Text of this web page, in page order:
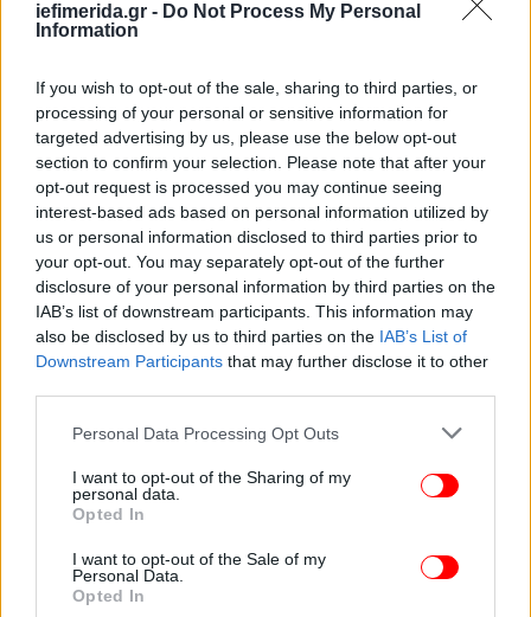
iefimerida.gr - Do Not Process My Personal
Information
If you wish to opt-out of the sale, sharing to third parties, or
processing of your personal or sensitive information for
targeted advertising by us, please use the below opt-out
section to confirm your selection. Please note that after your
opt-out request is processed you may continue seeing
interest-based ads based on personal information utilized by
us or personal information disclosed to third parties prior to
your opt-out. You may separately opt-out of the further
disclosure of your personal information by third parties on the
IAB’s list of downstream participants. This information may
also be disclosed by us to third parties on the IAB’s List of
Downstream Participants that may further disclose it to other
Please note that this website/app uses one or more Google
not limited to your visit or usage behaviour. You may click to
grant or deny consent to Google and its third-party tags to
use your data for below specified purposes in below Google
consent section.
Personal Data Processing Opt Outs
I want to opt-out of the Sharing of my
personal data.
Opted In
I want to opt-out of the Sale of my
Personal Data.
Opted In